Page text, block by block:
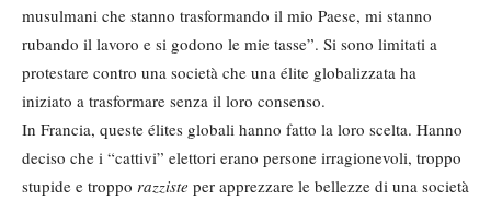
musulmani che stanno trasformando il mio Paese, mi stanno
rubando il lavoro e si godono le mie tasse”. Si sono limitati a
protestare contro una società che una élite globalizzata ha
iniziato a trasformare senza il loro consenso.
In Francia, queste élites globali hanno fatto la loro scelta. Hanno
deciso che i “cattivi” elettori erano persone irragionevoli, troppo
stupide e troppo razziste per apprezzare le bellezze di una società